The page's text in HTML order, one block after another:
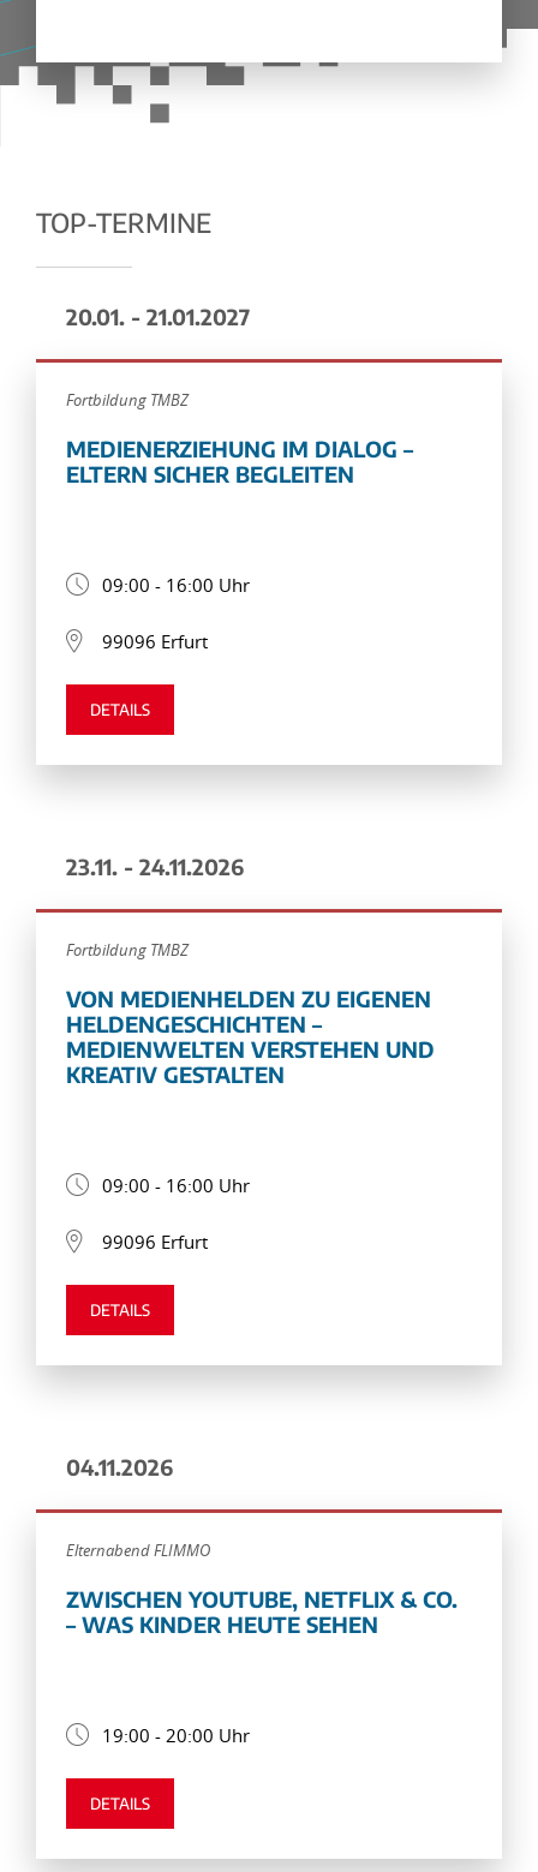
TOP-TERMINE
20.01. - 21.01.2027
Fortbildung TMBZ
MEDIENERZIEHUNG IM DIALOG –
ELTERN SICHER BEGLEITEN
09:00 - 16:00 Uhr
99096 Erfurt
DETAILS
23.11. - 24.11.2026
Fortbildung TMBZ
VON MEDIENHELDEN ZU EIGENEN
HELDENGESCHICHTEN –
MEDIENWELTEN VERSTEHEN UND
KREATIV GESTALTEN
09:00 - 16:00 Uhr
99096 Erfurt
DETAILS
04.11.2026
Elternabend FLIMMO
ZWISCHEN YOUTUBE, NETFLIX & CO.
– WAS KINDER HEUTE SEHEN
19:00 - 20:00 Uhr
DETAILS